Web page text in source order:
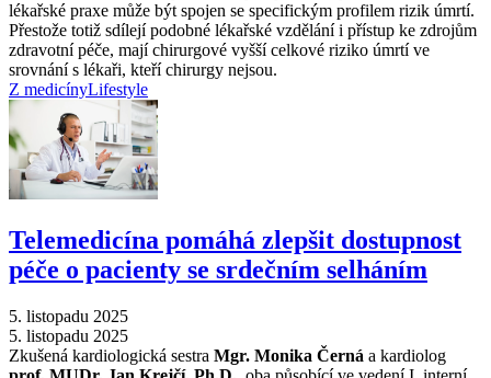
lékařské praxe může být spojen se specifickým profilem rizik úmrtí.
Přestože totiž sdílejí podobné lékařské vzdělání i přístup ke zdrojům
zdravotní péče, mají chirurgové vyšší celkové riziko úmrtí ve
srovnání s lékaři, kteří chirurgy nejsou.
Z medicínyLifestyle
Telemedicína pomáhá zlepšit dostupnost
péče o pacienty se srdečním selháním
5. listopadu 2025
5. listopadu 2025
Zkušená kardiologická sestra Mgr. Monika Černá a kardiolog